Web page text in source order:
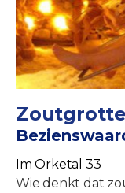
Im Orketal 33
Wie denkt dat